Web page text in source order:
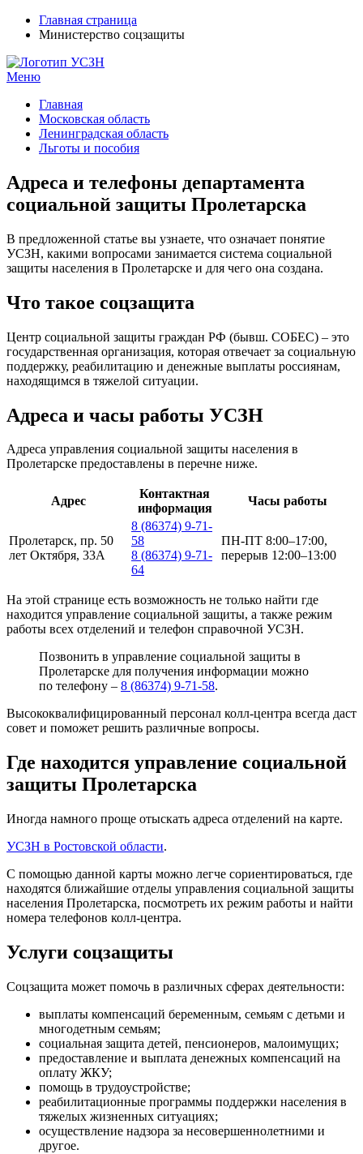
Главная страница
Министерство соцзащиты
Меню
Главная
Московская область
Ленинградская область
Льготы и пособия
Адреса и телефоны департамента
социальной защиты Пролетарска
В предложенной статье вы узнаете, что означает понятие
УСЗН, какими вопросами занимается система социальной
защиты населения в Пролетарске и для чего она создана.
Что такое соцзащита
Центр социальной защиты граждан РФ (бывш. СОБЕС) – это
государственная организация, которая отвечает за социальную
поддержку, реабилитацию и денежные выплаты россиянам,
находящимся в тяжелой ситуации.
Адреса и часы работы УСЗН
Адреса управления социальной защиты населения в
Пролетарске предоставлены в перечне ниже.
Адрес
Контактная
информация
Часы работы
Пролетарск, пр. 50
лет Октября, 33А
8 (86374) 9-71-
58
8 (86374) 9-71-
64
ПН-ПТ 8:00–17:00,
перерыв 12:00–13:00
На этой странице есть возможность не только найти где
находится управление социальной защиты, а также режим
работы всех отделений и телефон справочной УСЗН.
Позвонить в управление социальной защиты в
Пролетарске для получения информации можно
по телефону – 8 (86374) 9-71-58.
Высококвалифицированный персонал колл-центра всегда даст
совет и поможет решить различные вопросы.
Где находится управление социальной
защиты Пролетарска
Иногда намного проще отыскать адреса отделений на карте.
УСЗН в Ростовской области.
С помощью данной карты можно легче сориентироваться, где
находятся ближайшие отделы управления социальной защиты
населения Пролетарска, посмотреть их режим работы и найти
номера телефонов колл-центра.
Услуги соцзащиты
Соцзащита может помочь в различных сферах деятельности:
выплаты компенсаций беременным, семьям с детьми и
многодетным семьям;
социальная защита детей, пенсионеров, малоимущих;
предоставление и выплата денежных компенсаций на
оплату ЖКУ;
помощь в трудоустройстве;
реабилитационные программы поддержки населения в
тяжелых жизненных ситуациях;
осуществление надзора за несовершеннолетними и
другое.